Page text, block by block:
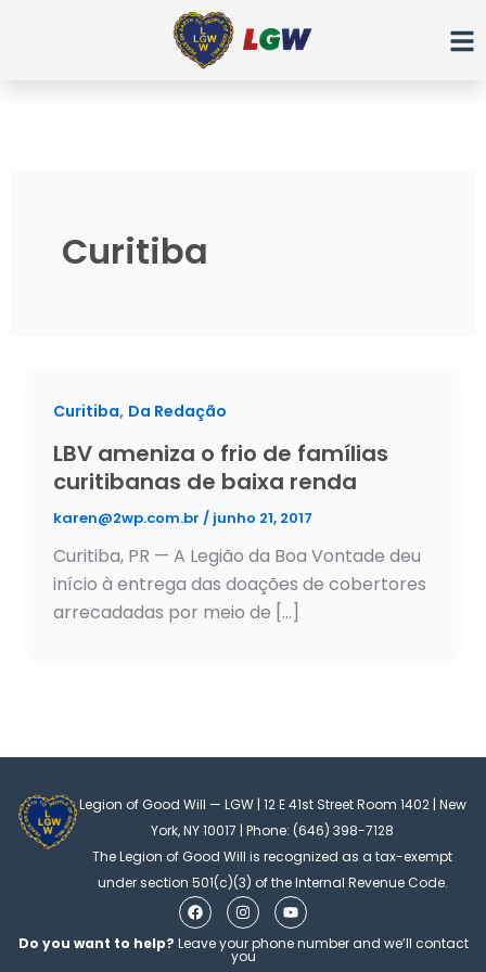
Curitiba
Curitiba, Da Redação
LBV ameniza o frio de famílias
curitibanas de baixa renda
karen@2wp.com.br / junho 21, 2017
Curitiba, PR — A Legião da Boa Vontade deu
início à entrega das doações de cobertores
arrecadadas por meio de […]
Legion of Good Will — LGW | 12 E 41st Street Room 1402 | New
York, NY 10017 | Phone: (646) 398-7128
The Legion of Good Will is recognized as a tax-exempt
under section 501(c)(3) of the Internal Revenue Code.
F
a
c
I
n
s
t
Y
o
u
Do you want to help? Leave your phone number and we’ll contact
you